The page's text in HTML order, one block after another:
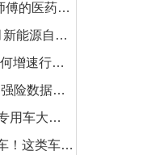
从油车到欧马可智蓝纯电轻卡，魏师傅的医药配送日子越过越省心
三一夺冠！重汽/福田翻倍涨！前7月新能源自卸车大增106%！
安凯新能源客车半年暴涨205%！为何增速行业第一？
新能源轻卡市场下半年哪里“火”？交强险数据揭秘机会
招标“热潮”来了？409批新能源轻卡专用车大批量上新！
新能源重卡市场洗牌 增量不在牵引车！这类车增速破100%